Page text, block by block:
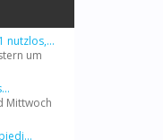
nutzlos,...
um
Mittwoch